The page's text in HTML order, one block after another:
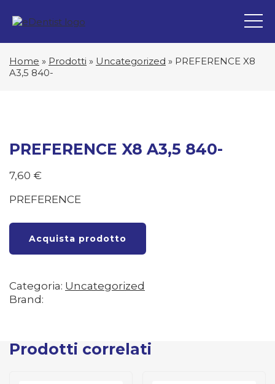
Home » Prodotti » Uncategorized » PREFERENCE X8
A3,5 840-
PREFERENCE X8 A3,5 840-
7,60 €
PREFERENCE
Acquista prodotto
Categoria: Uncategorized
Brand:
Prodotti correlati